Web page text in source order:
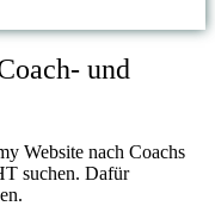
und
Website nach Coachs
suchen. Dafür